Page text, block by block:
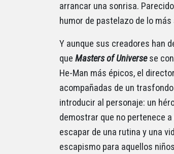
arrancar una sonrisa.
humor de pastelazo de lo más
Y aunque sus creadores han
que Masters of Universese
He-Man más épicos, el
acompañadas de un
introducir al personaje: un
demostrar que no pertenece
escapar de una rutina y una
escapismo para aquellos